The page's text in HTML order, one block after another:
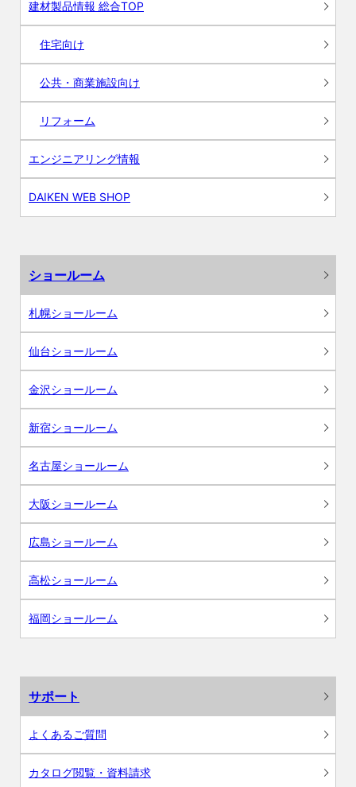
建材製品情報 総合TOP
住宅向け
公共・商業施設向け
リフォーム
エンジニアリング情報
DAIKEN WEB SHOP
ショールーム
札幌ショールーム
仙台ショールーム
金沢ショールーム
新宿ショールーム
名古屋ショールーム
大阪ショールーム
広島ショールーム
高松ショールーム
福岡ショールーム
サポート
よくあるご質問
カタログ閲覧・資料請求